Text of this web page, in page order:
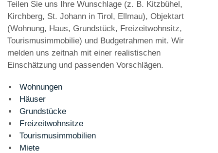
Teilen Sie uns Ihre Wunschlage (z. B. Kitzbühel,
Kirchberg, St. Johann in Tirol, Ellmau), Objektart
(Wohnung, Haus, Grundstück, Freizeitwohnsitz,
Tourismusimmobilie) und Budgetrahmen mit. Wir
melden uns zeitnah mit einer realistischen
Einschätzung und passenden Vorschlägen.
Wohnungen
Häuser
Grundstücke
Freizeitwohnsitze
Tourismusimmobilien
Miete